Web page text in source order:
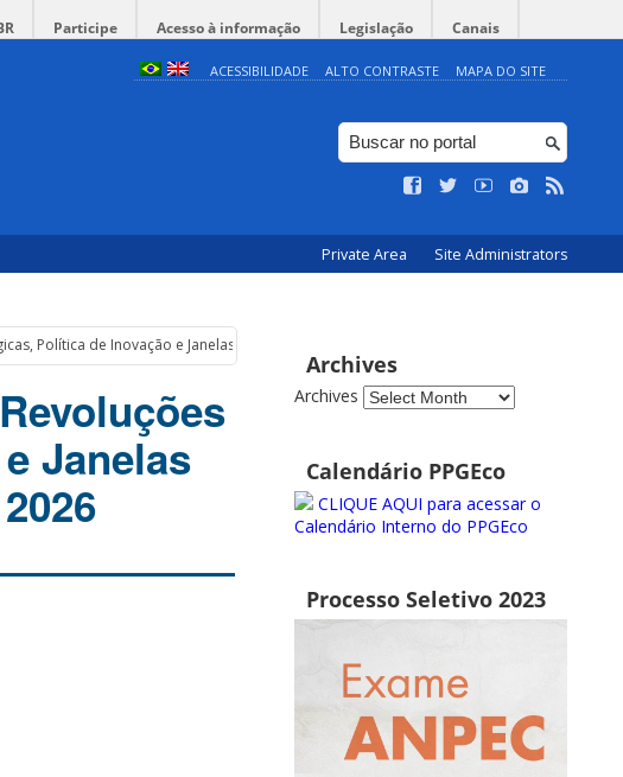
Participe Acesso à informação Legislação Canais
ACESSIBILIDADE ALTO CONTRASTE MAPA DO SITE
Private Area Site Administrators
Política de Inovação e Janelas de Oportunidade – 20 de Março de 2026
Janelas
Archives
Archives
Calendário PPGEco
CLIQUE AQUI para acessar o
Calendário Interno do PPGEco
Processo Seletivo 2023